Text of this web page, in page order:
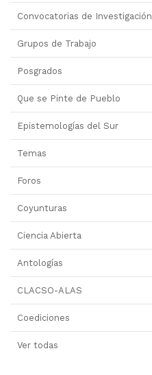
Convocatorias de Investigación
Grupos de Trabajo
Posgrados
Que se Pinte de Pueblo
Epistemologías del Sur
Temas
Foros
Coyunturas
Ciencia Abierta
Antologías
CLACSO-ALAS
Coediciones
Ver todas